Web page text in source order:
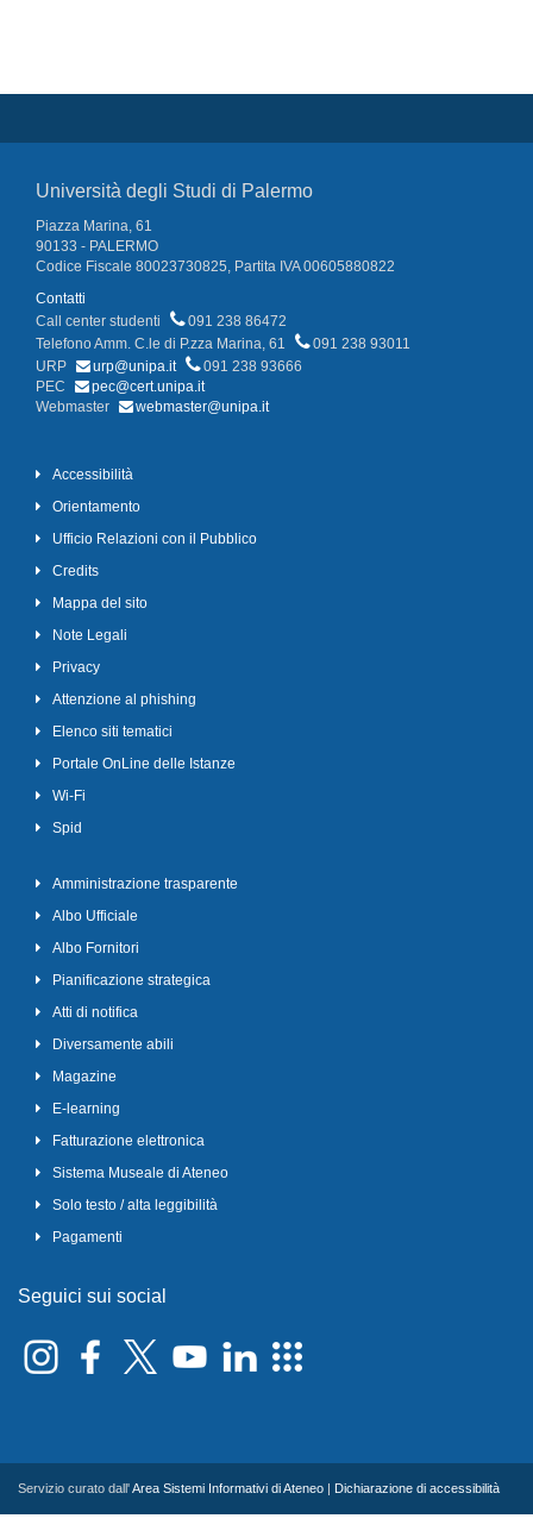
Università degli Studi di Palermo
Piazza Marina, 61
90133 - PALERMO
Codice Fiscale 80023730825, Partita IVA 00605880822
Contatti
Call center studenti
091 238 86472
Telefono Amm. C.le di P.zza Marina, 61
091 238 93011
URP
urp@unipa.it
091 238 93666
PEC
pec@cert.unipa.it
Webmaster
webmaster@unipa.it
Accessibilità
Orientamento
Ufficio Relazioni con il Pubblico
Credits
Mappa del sito
Note Legali
Privacy
Attenzione al phishing
Elenco siti tematici
Portale OnLine delle Istanze
Wi-Fi
Spid
Amministrazione trasparente
Albo Ufficiale
Albo Fornitori
Pianificazione strategica
Atti di notifica
Diversamente abili
Magazine
E-learning
Fatturazione elettronica
Sistema Museale di Ateneo
Solo testo / alta leggibilità
Pagamenti
Seguici sui social
Servizio curato dall'Area Sistemi Informativi di Ateneo | Dichiarazione di accessibilità